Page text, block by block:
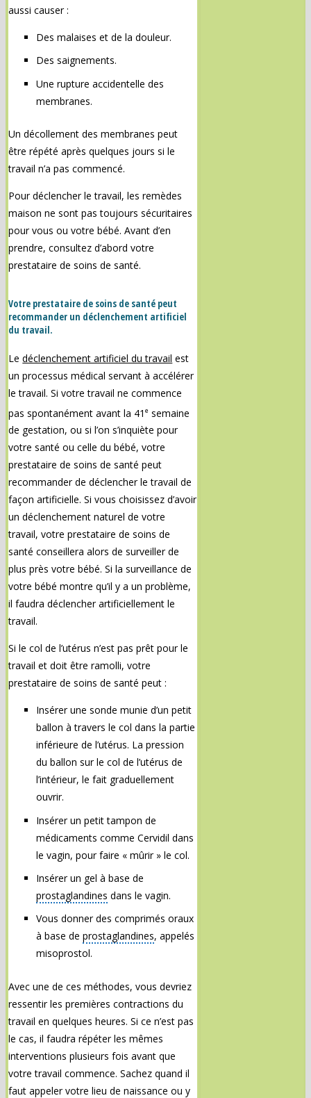
aussi causer :
Des malaises et de la douleur.
Des saignements.
Une rupture accidentelle des
membranes.
Un décollement des membranes peut
être répété après quelques jours si le
travail n’a pas commencé.
Pour déclencher le travail, les remèdes
maison ne sont pas toujours sécuritaires
pour vous ou votre bébé. Avant d’en
prendre, consultez d’abord votre
prestataire de soins de santé.
Votre prestataire de soins de santé peut
recommander un déclenchement artificiel
du travail.
Ledéclenchement artificiel du travail est
un processus médical servant à accélérer
le travail. Si votre travail ne commence
pas spontanément avant la 41e semaine
de gestation, ou si l’on s’inquiète pour
votre santé ou celle du bébé, votre
prestataire de soins de santé peut
recommander de déclencher le travail de
façon artificielle. Si vous choisissez d’avoir
un déclenchement naturel de votre
travail, votre prestataire de soins de
santé conseillera alors de surveiller de
plus près votre bébé. Si la surveillance de
votre bébé montre qu’il y a un problème,
il faudra déclencher artificiellement le
travail.
Si le col de l’utérus n’est pas prêt pour le
travail et doit être ramolli, votre
prestataire de soins de santé peut :
Insérer une sonde munie d’un petit
ballon à travers le col dans la partie
inférieure de l’utérus. La pression
du ballon sur le col de l’utérus de
l’intérieur, le fait graduellement
ouvrir.
Insérer un petit tampon de
médicaments comme Cervidil dans
le vagin, pour faire « mûrir » le col.
Insérer un gel à base de
prostaglandines dans le vagin.
Vous donner des comprimés oraux
à base deprostaglandines, appelés
misoprostol.
Avec une de ces méthodes, vous devriez
ressentir les premières contractions du
travail en quelques heures. Si ce n’est pas
le cas, il faudra répéter les mêmes
interventions plusieurs fois avant que
votre travail commence. Sachez quand il
faut appeler votre lieu de naissance ou y